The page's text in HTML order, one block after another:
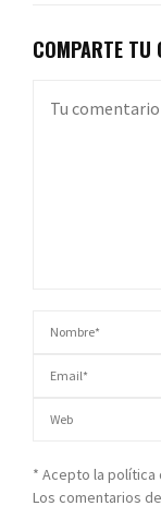
COMPARTE TU
* Acepto la
Los comentarios